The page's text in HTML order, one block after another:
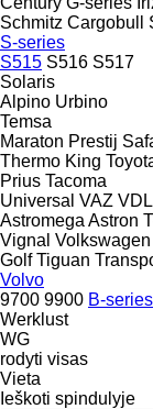
Schmitz Cargobull
S-series
S515 S516 S517
Solaris
Alpino Urbino
Temsa
Maraton Prestij
Thermo King
Prius Tacoma
Universal VAZ
Astromega Astron
Vignal Volkswagen
Golf Tiguan
Volvo
9700 9900 B-series
Werklust
WG
rodyti visas
Vieta
Ieškoti spindulyje